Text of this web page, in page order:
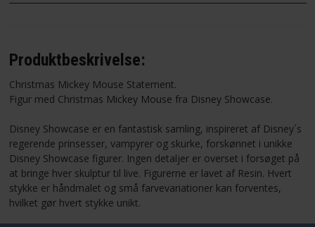
Produktbeskrivelse:
Christmas Mickey Mouse Statement.
Figur med Christmas Mickey Mouse fra Disney Showcase.
Disney Showcase er en fantastisk samling, inspireret af Disney´s
regerende prinsesser, vampyrer og skurke, forskønnet i unikke
Disney Showcase figurer. Ingen detaljer er overset i forsøget på
at bringe hver skulptur til live. Figurerne er lavet afResin. Hvert
stykke er håndmalet og små farvevariationer kan forventes,
hvilket gør hvert stykke unikt.